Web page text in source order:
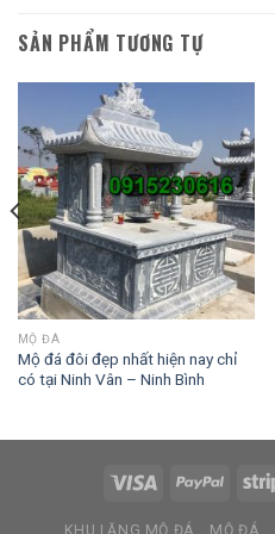
SẢN PHẨM TƯƠNG TỰ
MỘ ĐÁ
Mộ đá đôi đẹp nhất hiện nay chỉ
có tại Ninh Vân – Ninh Bình